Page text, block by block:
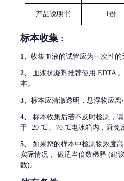
产品说明书 1份
标本收集 :
1、 收集血液的试管应为一次性的
2、 血浆抗凝剂推荐使用 EDTA
本。
3、 标本应清澈透明，悬浮物应离
4、
标本收集后若不及时检测，
于 -20 ℃ , -70 ℃电冰箱内，避免
5、
如果您的样本中检测物浓度
实际情况，
做适当倍数稀释 (建
数)。